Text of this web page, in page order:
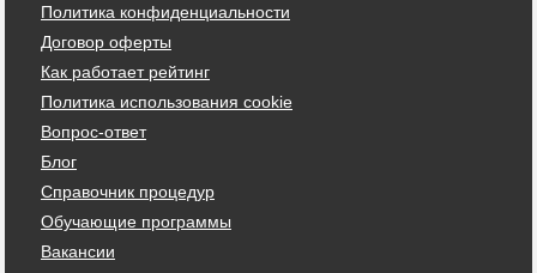
Политика конфиденциальности
Договор оферты
Как работает рейтинг
Политика использования cookie
Вопрос-ответ
Блог
Справочник процедур
Обучающие программы
Вакансии